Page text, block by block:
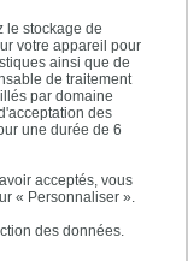
le stockage de
votre appareil pour
ainsi que de
de traitement
par domaine
des
une durée de 6
acceptés, vous
« Personnaliser ».
des données.